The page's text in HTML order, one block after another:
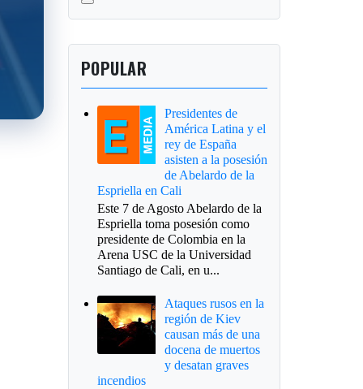
POPULAR
Presidentes de
América Latina y el
rey de España
asisten a la posesión
de Abelardo de la
Espriella en Cali
Este 7 de Agosto Abelardo de la
Espriella toma posesión como
presidente de Colombia en la
Arena USC de la Universidad
Santiago de Cali, en u...
Ataques rusos en la
región de Kiev
causan más de una
docena de muertos
y desatan graves
incendios